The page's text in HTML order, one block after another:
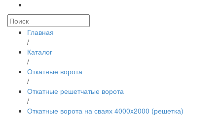
Главная
/
Каталог
/
Откатные ворота
/
Откатные решетчатые ворота
/
Откатные ворота на сваях 4000x2000 (решетка)